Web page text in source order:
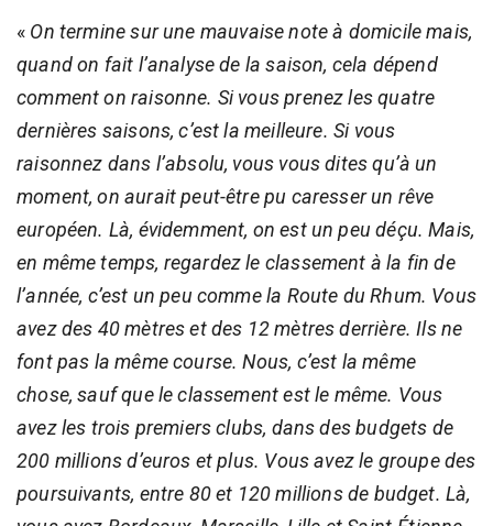
« On termine sur une mauvaise note à domicile mais,
quand on fait l’analyse de la saison, cela dépend
comment on raisonne. Si vous prenez les quatre
dernières saisons, c’est la meilleure. Si vous
raisonnez dans l’absolu, vous vous dites qu’à un
moment, on aurait peut-être pu caresser un rêve
européen. Là, évidemment, on est un peu déçu. Mais,
en même temps, regardez le classement à la fin de
l’année, c’est un peu comme la Route du Rhum. Vous
avez des 40 mètres et des 12 mètres derrière. Ils ne
font pas la même course. Nous, c’est la même
chose, sauf que le classement est le même. Vous
avez les trois premiers clubs, dans des budgets de
200 millions d’euros et plus. Vous avez le groupe des
poursuivants, entre 80 et 120 millions de budget. Là,